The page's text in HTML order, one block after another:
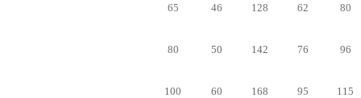
65 46 128 62 80
80 50 142 76 96
100 60 168 95 115